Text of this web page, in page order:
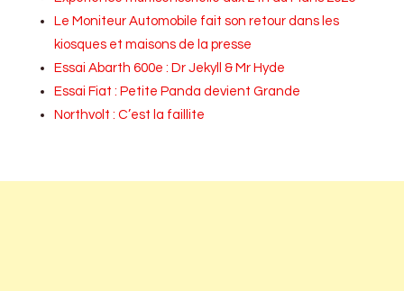
Le Moniteur Automobile fait son retour dans les
kiosques et maisons de la presse
Essai Abarth 600e : Dr Jekyll & Mr Hyde
Essai Fiat : Petite Panda devient Grande
Northvolt : C’est la faillite